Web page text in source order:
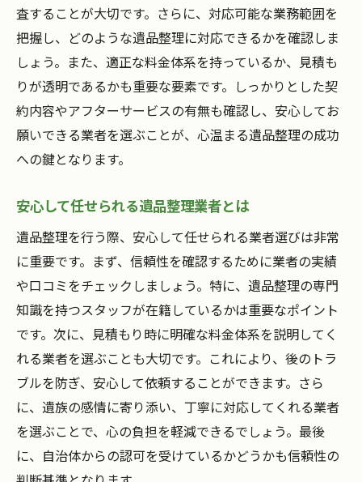
プロによる遺品整理の流れと特徴
安心して任せられるスタッフの紹介
プロフェッショナルが選ばれる理由
大切な思い出を守る愛知県碧南市の遺品整理サ
ービス
思い出を大切にする遺品整理のポイント
思い出を守るための遺品整理の工夫
故人を偲ぶための遺品整理の提案
思い出を新たに引き継ぐための整理法
遺品整理を通じて思い出を未来へ
査することが大切です。さらに、対応可能な業務範囲を
把握し、どのような遺品整理に対応できるかを確認しま
しょう。また、適正な料金体系を持っているか、見積も
りが透明であるかも重要な要素です。しっかりとした契
約内容やアフターサービスの有無も確認し、安心してお
願いできる業者を選ぶことが、心温まる遺品整理の成功
への鍵となります。
安心して任せられる遺品整理業者とは
遺品整理を行う際、安心して任せられる業者選びは非常
に重要です。まず、信頼性を確認するために業者の実績
や口コミをチェックしましょう。特に、遺品整理の専門
知識を持つスタッフが在籍しているかは重要なポイント
です。次に、見積もり時に明確な料金体系を説明してく
れる業者を選ぶことも大切です。これにより、後のトラ
ブルを防ぎ、安心して依頼することができます。さら
に、遺族の感情に寄り添い、丁寧に対応してくれる業者
を選ぶことで、心の負担を軽減できるでしょう。最後
に、自治体からの認可を受けているかどうかも信頼性の